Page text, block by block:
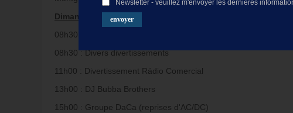
Newsletter - veuillez m'envoyer les dernières
Dimanche
08h30 : Ouverture de la zone des fans
08h30 : Divers divertissements
11h00 : Divertissement Rádio Comercial
13h00 : DJ Bubba Brothers
15h00 : Groupe DaCa (reprises d'AC/DC)